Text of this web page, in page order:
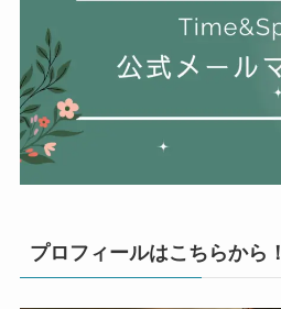
プロフィールはこちらから！